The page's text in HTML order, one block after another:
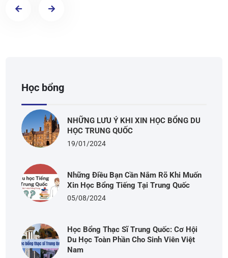
Học bổng
NHỮNG LƯU Ý KHI XIN HỌC BỔNG DU
HỌC TRUNG QUỐC
19/01/2024
Những Điều Bạn Cần Nắm Rõ Khi Muốn
Xin Học Bổng Tiếng Tại Trung Quốc
05/08/2024
Học Bổng Thạc Sĩ Trung Quốc: Cơ Hội
Du Học Toàn Phần Cho Sinh Viên Việt
Nam